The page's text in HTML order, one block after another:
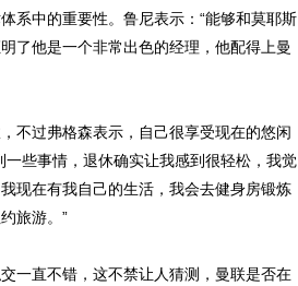
系中的重要性。鲁尼表示：“能够和莫耶斯
了他是一个非常出色的经理，他配得上曼
过弗格森表示，自己很享受现在的悠闲
些事情，退休确实让我感到很轻松，我觉
现在有我自己的生活，我会去健身房锻炼
旅游。”
直不错，这不禁让人猜测，曼联是否在